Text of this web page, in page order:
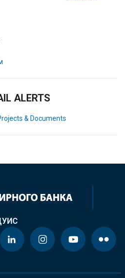
ALERTS
& Documents